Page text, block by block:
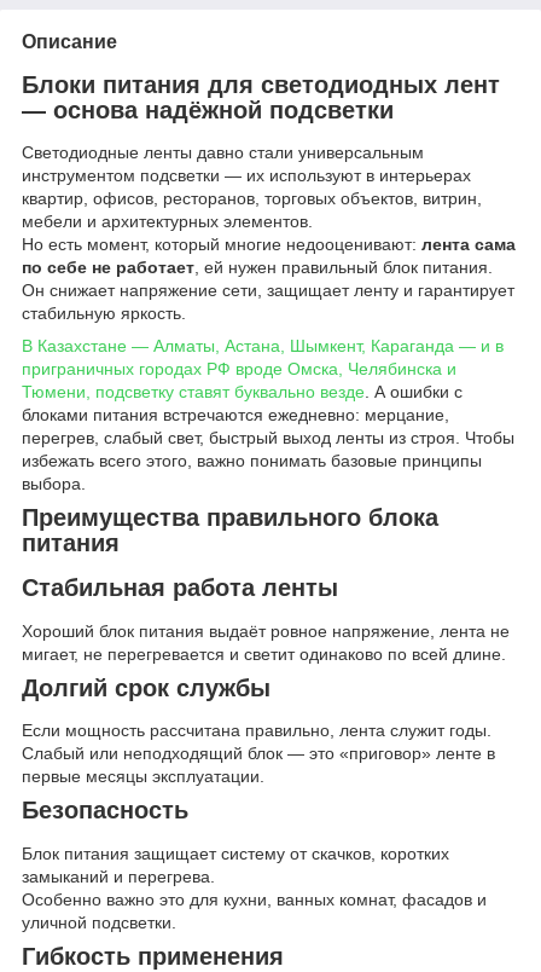
Описание
Блоки питания для светодиодных лент
— основа надёжной подсветки
Светодиодные ленты давно стали универсальным
инструментом подсветки — их используют в интерьерах
квартир, офисов, ресторанов, торговых объектов, витрин,
мебели и архитектурных элементов.
Но есть момент, который многие недооценивают: лента сама
по себе не работает, ей нужен правильный блок питания.
Он снижает напряжение сети, защищает ленту и гарантирует
стабильную яркость.
В Казахстане — Алматы, Астана, Шымкент, Караганда — и в
приграничных городах РФ вроде Омска, Челябинска и
Тюмени, подсветку ставят буквально везде. А ошибки с
блоками питания встречаются ежедневно: мерцание,
перегрев, слабый свет, быстрый выход ленты из строя. Чтобы
избежать всего этого, важно понимать базовые принципы
выбора.
Преимущества правильного блока
питания
Стабильная работа ленты
Хороший блок питания выдаёт ровное напряжение, лента не
мигает, не перегревается и светит одинаково по всей длине.
Долгий срок службы
Если мощность рассчитана правильно, лента служит годы.
Слабый или неподходящий блок — это «приговор» ленте в
первые месяцы эксплуатации.
Безопасность
Блок питания защищает систему от скачков, коротких
замыканий и перегрева.
Особенно важно это для кухни, ванных комнат, фасадов и
уличной подсветки.
Гибкость применения